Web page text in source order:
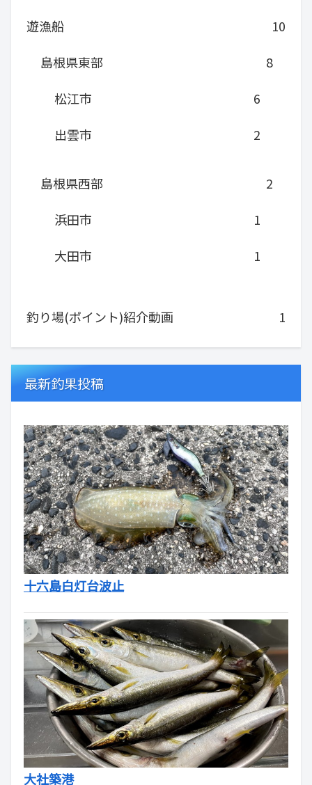
遊漁船
10
島根県東部
8
松江市
6
出雲市
2
島根県西部
2
浜田市
1
大田市
1
釣り場(ポイント)紹介動画 1
最新釣果投稿
十六島白灯台波止
大社築港